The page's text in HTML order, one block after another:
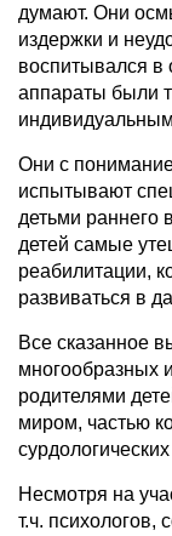
думают. Они
издержки и
воспитывался в
аппараты были
Они с
испытывают
детьми раннего
детей самые
реабилитации,
развиваться в
Все сказанное
многообразных
родителями
миром, частью
Несмотря на
т.ч. психологов,